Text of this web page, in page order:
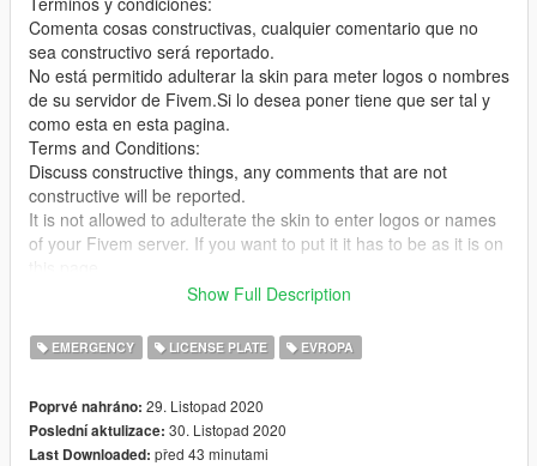
Comenta cosas constructivas, cualquier comentario que no
sea constructivo será reportado.
No está permitido adulterar la skin para meter logos o nombres
de su servidor de Fivem.Si lo desea poner tiene que ser tal y
como esta en esta pagina.
Terms and Conditions:
Discuss constructive things, any comments that are not
constructive will be reported.
It is not allowed to adulterate the skin to enter logos or names
of your Fivem server. If you want to put it it has to be as it is on
Es replace /It is replace
GTAV/Mods/Update/Update.rpf/x64/dlcpacks/patchday20ng/dlc.
Listado Originales/Originales Files:
Show Full Description
EMERGENCY LICENSE PLATE EVROPA
Poprvé nahráno: 29. Listopad 2020
Poslední aktulizace: 30. Listopad 2020
Last Downloaded: před 43 minutami